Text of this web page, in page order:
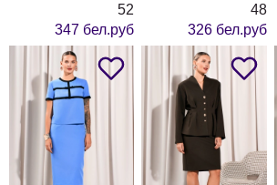
52
347 бел.руб
48
326 бел.руб